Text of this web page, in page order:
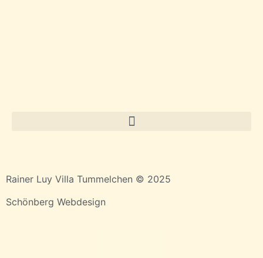
Rainer Luy Villa Tummelchen © 2025
Schönberg Webdesign